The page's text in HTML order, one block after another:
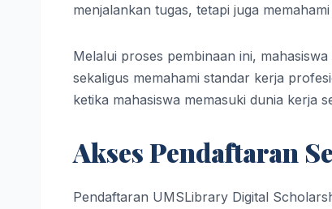
menjalankan tugas, tetapi juga
Melalui proses pembinaan ini,
sekaligus memahami standar kerja
ketika mahasiswa memasuki dunia kerja
Akses Pendaftaran
Pendaftaran UMSLibrary Digital